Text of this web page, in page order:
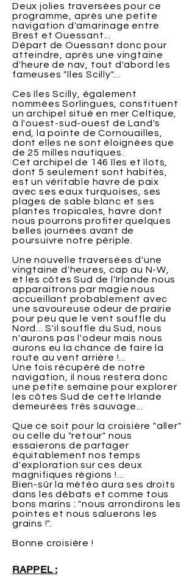
Deux jolies traversées pour ce
programme, après une petite
navigation d'amarinage entre
Brest et Ouessant...
Départ de Ouessant donc pour
atteindre, après une vingtaine
d'heure de nav, tout d'abord les
fameuses "îles Scilly"...
Ces îles Scilly, également
nommées Sorlingues, constituent
unarchipel situé en mer Celtique
à l'ouest-sud-ouest de Land's
end, la pointe de Cornouailles,
dont elles ne sont éloignées que
de 25 milles nautiques.
​Cet archipel de 146 îles et îlots,
dont 5 seulement sont habités,
est un véritable havre de paix
avec ses eaux turquoises, ses
plages de sable blanc et ses
plantes tropicales, havre dont
nous pourrons profiter quelques
belles journées avant de
poursuivre notre périple.
Une nouvelle traversées d'une
vingtaine d'heures, cap au N-W,
et les côtes Sud de l'Irlande nous
apparaitrons par magie nous
accueillant probablement avec
une savoureuse odeur de prairie
pour peu que le vent souffle du
Nord... S'il souffle du Sud, nous
n'aurons pas l'odeur mais nous
aurons eu la chance de faire la
route au vent arrière !...
Une fois récupéré de notre
navigation, il nous restera donc
une petite semaine pour explorer
les côtes Sud de cette Irlande
demeurées très sauvage...
Que ce soit pour la croisière "aller"
ou celle du "retour" nous
essaierons de partager
équitablement nos temps
d'exploration sur ces deux
magnifiques régions !...
Bien-sûr la météo aura ses droits
dans les débats et comme tous
bons marins : "nous arrondirons les
pointes et nous saluerons les
grains !".
Bonne croisière !
RAPPEL :